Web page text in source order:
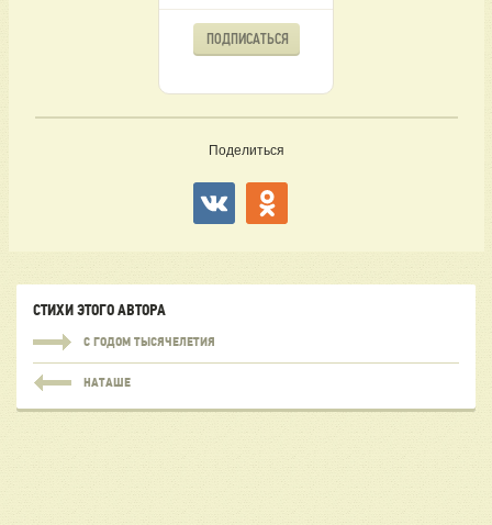
ПОДПИСАТЬСЯ
Поделиться
СТИХИ ЭТОГО АВТОРА
С ГОДОМ ТЫСЯЧЕЛЕТИЯ
НАТАШЕ